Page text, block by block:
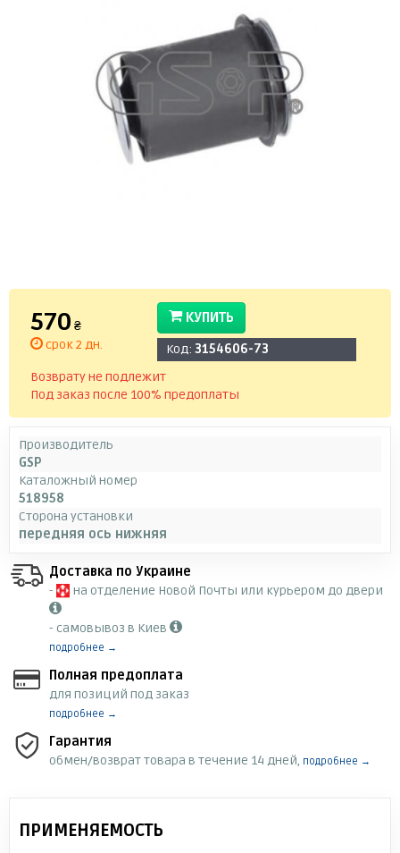
570 ₴
срок 2 дн.
КУПИТЬ
Код: 3154606-73
Возврату не подлежит
Под заказ после 100% предоплаты
Производитель
GSP
Каталожный номер
518958
Сторона установки
передняя ось нижняя
Доставка по Украине
-
на отделение Новой Почты или курьером до двери
- самовывоз в Киев
подробнее →
Полная предоплата
для позиций под заказ
подробнее →
Гарантия
обмен/возврат товара в течение 14 дней, подробнее →
ПРИМЕНЯЕМОСТЬ